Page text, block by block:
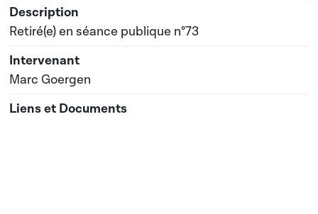
Retiré(e) en séance publique n°73
Marc Goergen